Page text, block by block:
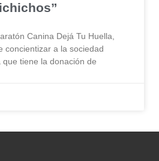
Canina Dejá Tu Huella,
concientizar a la sociedad
tiene la donación de